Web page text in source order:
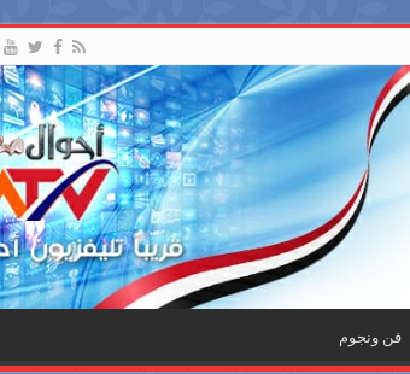
فن ونجوم